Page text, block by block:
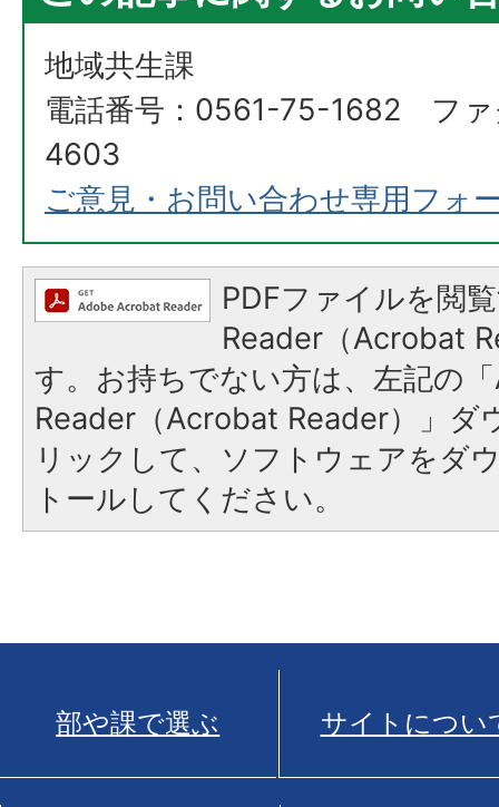
地域共生課
電話番号：0561-75-1682 フ
4603
ご意見・お問い合わせ専用フォ
PDFファイルを閲
Reader（Acrobat
す。お持ちでない方は、左記の
Reader（Acrobat Reader）」ダ
リックして、ソフトウェアをダ
トールしてください。
部や課で選ぶ サイトについ